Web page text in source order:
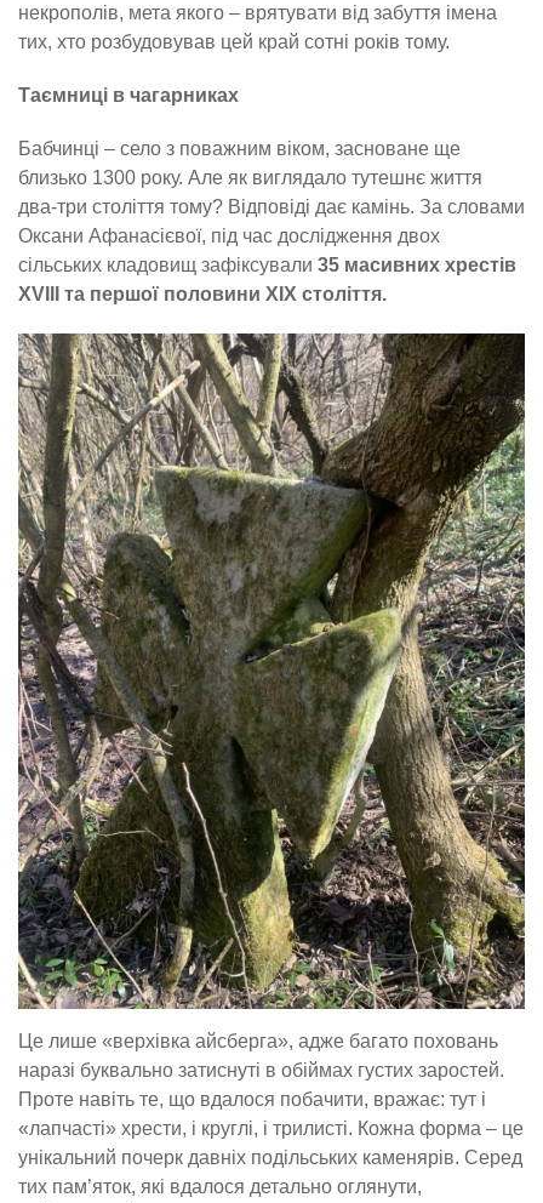
некрополів, мета якого – врятувати від забуття імена
тих, хто розбудовував цей край сотні років тому.
Таємниці в чагарниках
Бабчинці – село з поважним віком, засноване ще
близько 1300 року. Але як виглядало тутешнє життя
два-три століття тому? Відповіді дає камінь. За словами
Оксани Афанасієвої, під час дослідження двох
сільських кладовищ зафіксували 35 масивних хрестів
XVIII та першої половини XIX століття.
Це лише «верхівка айсберга», адже багато поховань
наразі буквально затиснуті в обіймах густих заростей.
Проте навіть те, що вдалося побачити, вражає: тут і
«лапчасті» хрести, і круглі, і трилисті. Кожна форма – це
унікальний почерк давніх подільських каменярів. Серед
тих пам’яток, які вдалося детально оглянути,